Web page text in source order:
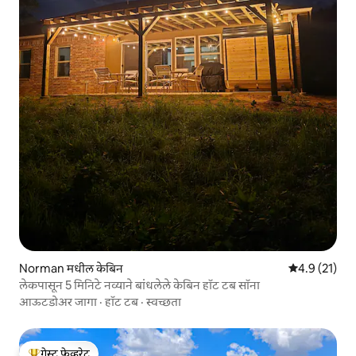
Norman मधील केबिन 5 पैकी 4.9
4.9 (21)
लेकपासून 5 मिनिटे नव्याने बांधलेले केबिन हॉट टब सॉना
आऊटडोअर जागा ·हॉट टब·स्वच्छता